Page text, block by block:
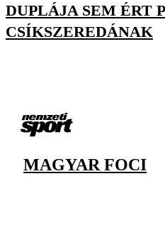
DUPLÁJA SEM ÉRT
CSÍKSZEREDÁNAK
MAGYAR FOCI